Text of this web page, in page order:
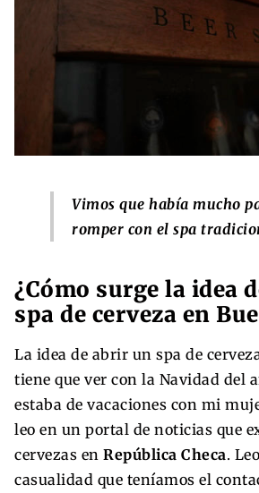
Vimos que había mucho
romper con el spa
¿Cómo surge la idea
spa de cerveza en
La idea de abrir un spa de
tiene que ver con la Navidad del
estaba de vacaciones con mi
leo en un portal de noticias que
cervezas en República Checa.
casualidad que teníamos el